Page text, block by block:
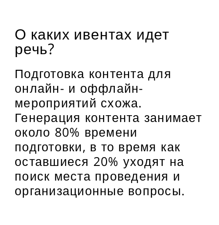
О каких ивентах идет
речь?
Подготовка контента для
онлайн- и оффлайн-
мероприятий схожа.
Генерация контента занимает
около 80% времени
подготовки, в то время как
оставшиеся 20% уходят на
поиск места проведения и
организационные вопросы.